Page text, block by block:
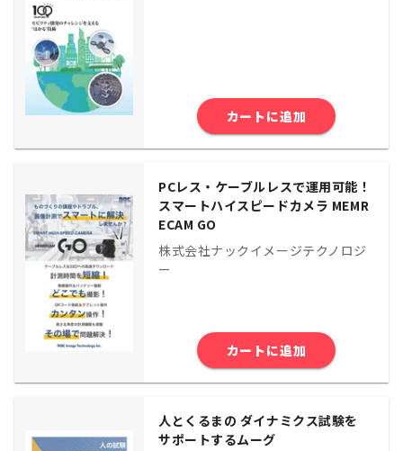
カートに追加
PCレス・ケーブルレスで運用可能！
スマートハイスピードカメラ MEMR
ECAM GO
株式会社ナックイメージテクノロジ
ー
カートに追加
人とくるまの ダイナミクス試験を
サポートするムーグ